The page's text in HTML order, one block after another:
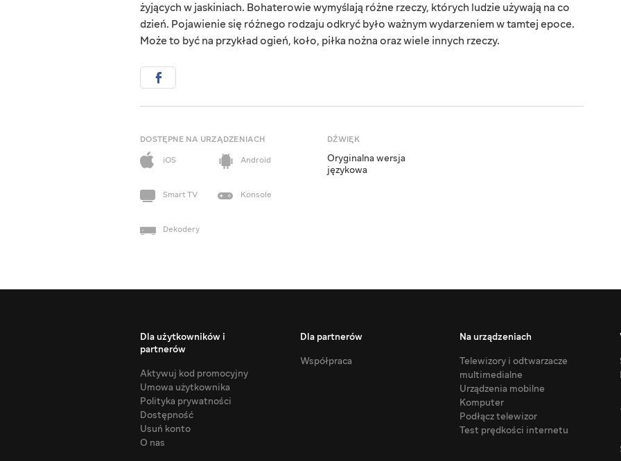
żyjących w jaskiniach. Bohaterowie wymyślają różne rzeczy, których ludzie używają na co
dzień. Pojawienie się różnego rodzaju odkryć było ważnym wydarzeniem w tamtej epoce.
Może to być na przykład ogień, koło, piłka nożna oraz wiele innych rzeczy.
DOSTĘPNE NA URZĄDZENIACH
iOS
Android
Smart TV Konsole
Dekodery
DŹWIĘK
Oryginalna wersja
językowa
Dla użytkowników i
partnerów
Aktywuj kod promocyjny
Umowa użytkownika
Polityka prywatności
Dostępność
Usuń konto
O nas
Dla partnerów
Współpraca
Na urządzeniach
Telewizory i odtwarzacze
multimedialne
Urządzenia mobilne
Komputer
Podłącz telewizor
Test prędkości internetu